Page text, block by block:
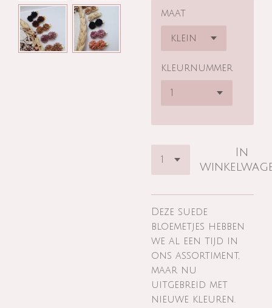
maat
kleurnummer
In
Deze suede
bloemetjes hebben
we al een tijd in
ons assortiment,
maar nu
uitgebreid met
nieuwe kleuren.